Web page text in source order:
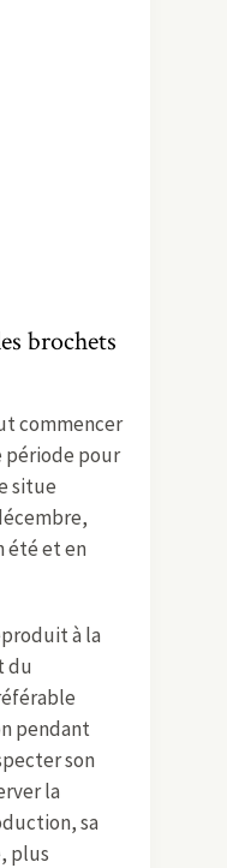
brochets
commencer
période pour
situe
été et en
à la
du
pendant
son
la
sa
plus